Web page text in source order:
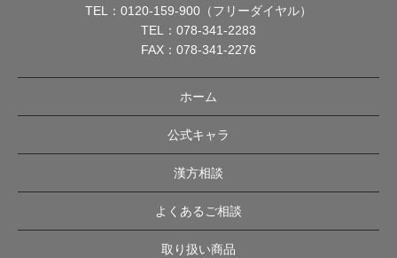
TEL： 0120-159-900（フリーダイヤル）
TEL： 078-341-2283
FAX：078-341-2276
ホーム
公式キャラ
漢方相談
よくあるご相談
取り扱い商品